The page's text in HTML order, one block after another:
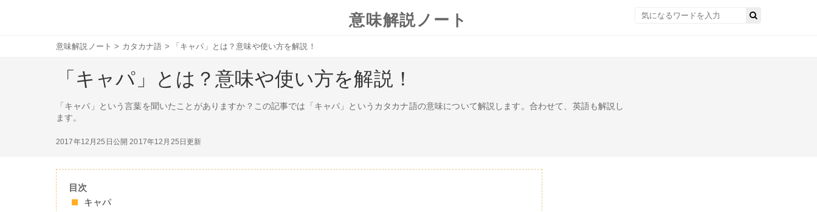
意味解説ノート
意味解説ノート > カタカナ語 > 「キャパ」とは？意味や使い方を解説！
「キャパ」とは？意味や使い方を解説！
「キャパ」という言葉を聞いたことがありますか？この記事では「キャパ」というカタカナ語の意味について解説します。合わせて、英語も解説し
ます。
2017年12月25日公開 2017年12月25日更新
目次
キャパ